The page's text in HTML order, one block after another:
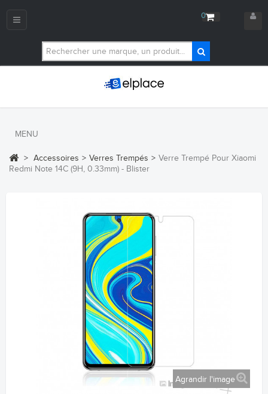
0
Navigation
MENU
> Accessoires > Verres Trempés > Verre Trempé Pour Xiaomi
Redmi Note 14C (9H, 0.33mm) - Blister
Agrandir l'image